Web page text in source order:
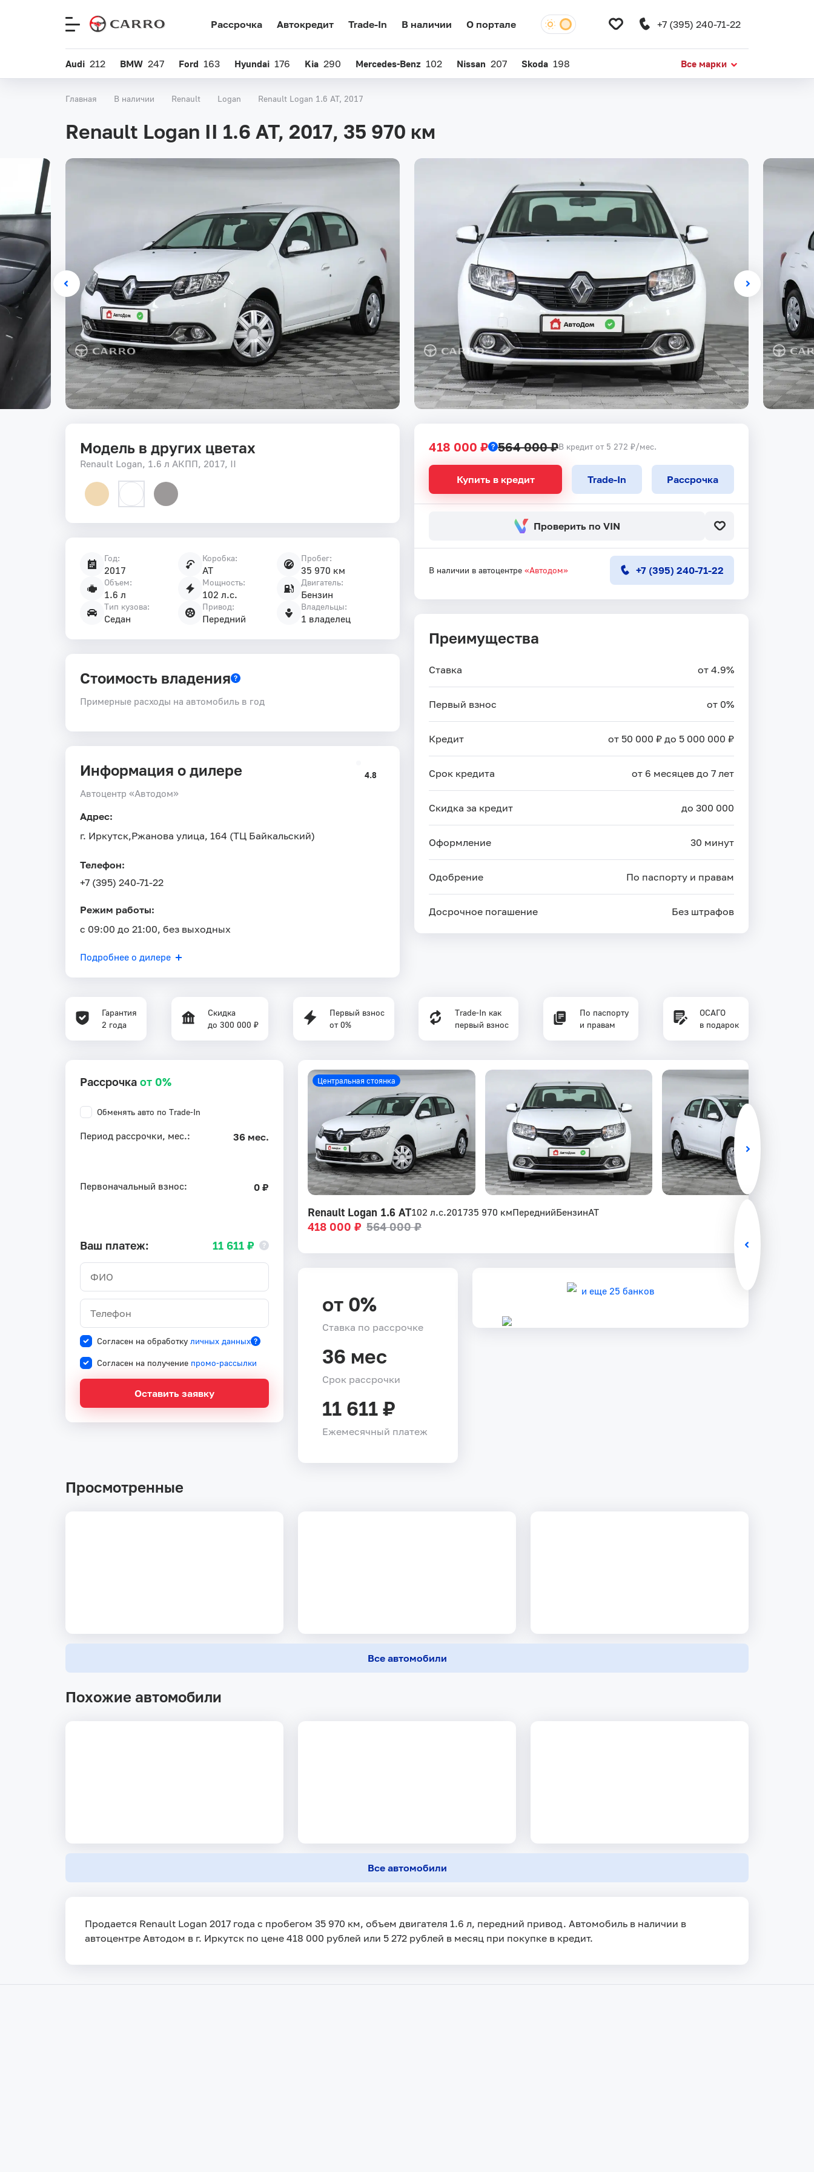
Рассрочка Автокредит Trade-In В наличии О портале +7 (395) 240-71-22
Audi 212 BMW 247 Ford 163 Hyundai 176 Kia 290 Mercedes-Benz 102 Nissan 207 Skoda 198 Все марки
Главная В наличии Renault Logan Renault Logan 1.6 AT, 2017
Renault Logan II 1.6 AT, 2017, 35 970 км
418 000 ₽ 564 000 ₽В кредит от 5 272 ₽/мес.
Купить в кредит Trade-In Рассрочка
Проверить по VIN
В наличии в автоцентре «Автодом» +7 (395) 240-71-22
Преимущества
Ставка от 4.9%
Первый взнос от 0%
Кредит от 50 000 ₽ до 5 000 000 ₽
Срок кредита от 6 месяцев до 7 лет
Скидка за кредит до 300 000
Оформление 30 минут
Одобрение По паспорту и правам
Досрочное погашение Без штрафов
Модель в других цветах
Renault Logan, 1.6 л АКПП, 2017, II
Год:
2017
Коробка:
AT
Пробег:
35 970 км
Объем:
1.6 л
Мощность:
102 л.с.
Двигатель:
Бензин
Тип кузова:
Седан
Привод:
Передний
Владельцы:
1 владелец
Стоимость владения
Примерные расходы на автомобиль в год
Информация о дилере
Автоцентр «Автодом»
4.8
Адрес:
г. Иркутск,Ржанова улица, 164 (ТЦ Байкальский)
Телефон:
+7 (395) 240-71-22
Режим работы:
с 09:00 до 21:00, без выходных
Подробнее о дилере
Гарантия
2 года
Скидка
до 300 000 ₽
Первый взнос
от 0%
Trade-In как
первый взнос
По паспорту
и правам
ОСАГО
в подарок
Рассрочка от 0%
Обменять авто по Trade-In
Период рассрочки, мес.: 36 мес.
Первоначальный взнос: 0 ₽
Ваш платеж: 11 611 ₽
Согласен на обработку личных данных
Согласен на получение промо-рассылки
Оставить заявку
Renault Logan 1.6 AT102 л.с.201735 970 кмПереднийБензинAT
418 000 ₽ 564 000 ₽
Центральная стоянка
от 0%
Ставка по рассрочке
36 мес
Срок рассрочки
11 611 ₽
Ежемесячный платеж
и еще 25 банков
Просмотренные
Все автомобили
Похожие автомобили
Все автомобили
Продается Renault Logan 2017 года с пробегом 35 970 км, объем двигателя 1.6 л, передний привод. Автомобиль в наличии в
автоцентре Автодом в г. Иркутск по цене 418 000 рублей или 5 272 рублей в месяц при покупке в кредит.